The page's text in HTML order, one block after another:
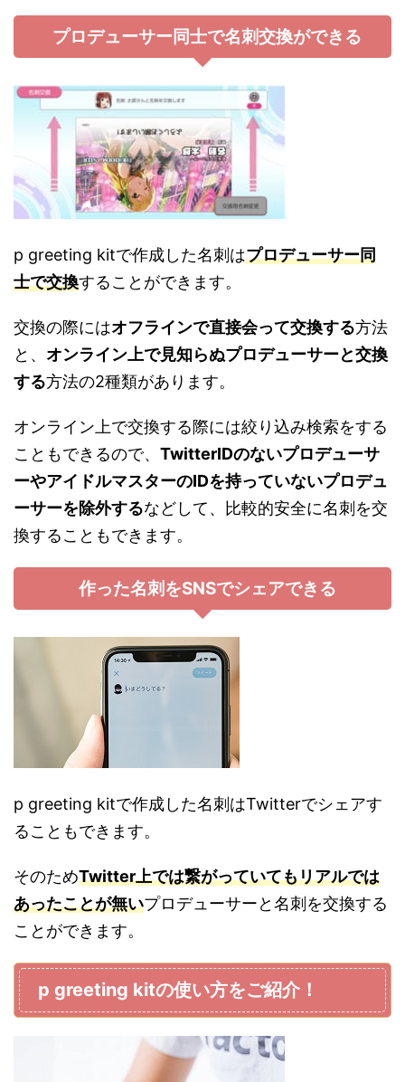
プロデューサー同士で名刺交換ができる
p greeting kitで作成した名刺はプロデューサー同
士で交換することができます。
交換の際にはオフラインで直接会って交換する方法
と、 オンライン上で見知らぬプロデューサーと交換
する方法の2種類があります。
オンライン上で交換する際には絞り込み検索をする
こともできるので、 TwitterIDのないプロデューサ
ーやアイドルマスターのIDを持っていないプロデュ
ーサーを除外するなどして、比較的安全に名刺を交
換することもできます。
作った名刺をSNSでシェアできる
p greeting kitで作成した名刺はTwitterでシェアす
ることもできます。
そのためTwitter上では繋がっていてもリアルでは
あったことが無いプロデューサーと名刺を交換する
ことができます。
p greeting kitの使い方をご紹介！